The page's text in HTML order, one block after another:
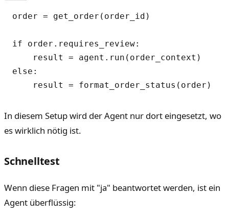
order = get_order(order_id)
if order.requires_review:
    result = agent.run(order_context)
else:
In diesem Setup wird der Agent nur dort eingesetzt, wo
es wirklich nötig ist.
Schnelltest
Wenn diese Fragen mit "ja" beantwortet werden, ist ein
Agent überflüssig: